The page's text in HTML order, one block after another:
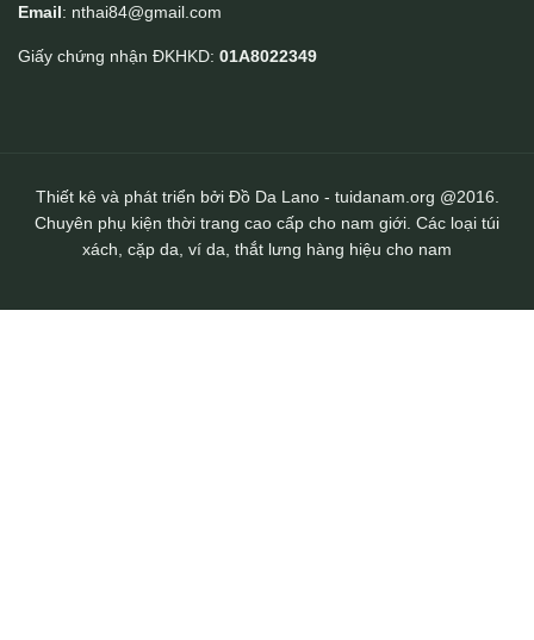
Email: nthai84@gmail.com
Giấy chứng nhận ĐKHKD: 01A8022349
Thiết kê và phát triển bởi Đồ Da Lano - tuidanam.org @2016.
Chuyên phụ kiện thời trang cao cấp cho nam giới. Các loại túi
xách, cặp da, ví da, thắt lưng hàng hiệu cho nam